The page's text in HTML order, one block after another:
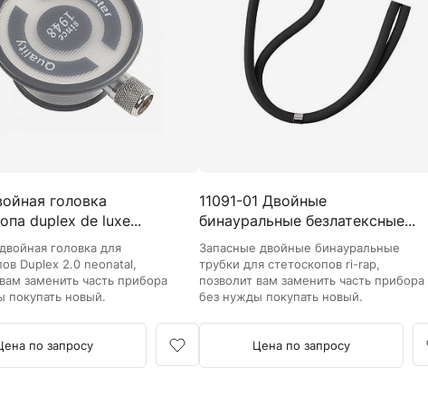
Камертоны и наборы
Камертоны
Наборы камертонов
Медицинские светильники
Запасные части к медицинским светильникам
Аксессуары для komprimeter
Манжеты для komprimeter
Пневможгуты komprimeter
Пульсоксиметры ri-fox N
Термометры и аксессуары
головка
duplex de luxe...
головка для
Duplex 2.0 neonatal,
заменить часть прибора
покупать новый.
по запросу
11091-01 Двойные
бинауральные безлатексные...
Запасные двойные бинауральные
трубки для стетоскопов ri-rap,
позволит вам заменить часть прибора
без нужды покупать новый.
Цена по запросу